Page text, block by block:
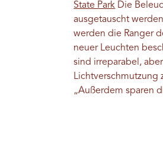
State Park Die
ausgetauscht
werden die Ranger
neuer Leuchten
sind irreparabel,
Lichtverschmutzung
„Außerdem sparen